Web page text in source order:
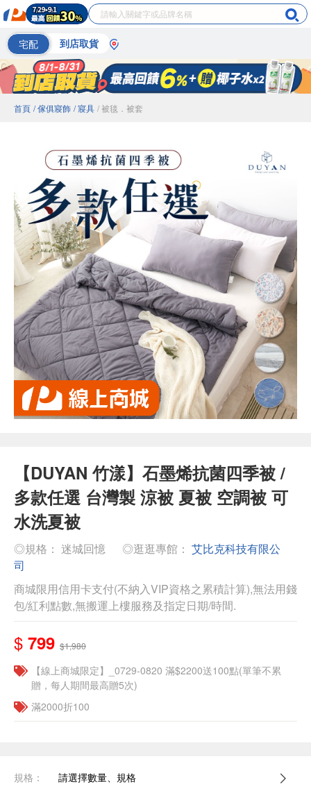
宅配 到店取貨
首頁 / 傢俱寢飾 / 寢具 / 被毯．被套
【DUYAN 竹漾】石墨烯抗菌四季被 /
多款任選 台灣製 涼被 夏被 空調被 可
水洗夏被
◎規格： 迷城回憶 ◎逛逛專館： 艾比克科技有限公
司
商城限用信用卡支付(不納入VIP資格之累積計算),無法用錢
包/紅利點數,無搬運上樓服務及指定日期/時間.
$ 799 $1,980
【線上商城限定】_0729-0820 滿$2200送100點(單筆不累
贈，每人期間最高贈5次)
滿2000折100
規格： 請選擇數量、規格